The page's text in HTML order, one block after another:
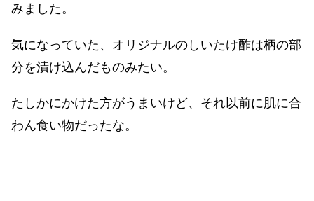
みました。
気になっていた、オリジナルのしいたけ酢は柄の部
分を漬け込んだものみたい。
たしかにかけた方がうまいけど、それ以前に肌に合
わん食い物だったな。